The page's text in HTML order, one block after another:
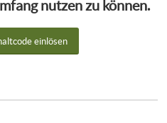
nutzen zu können.
einlösen